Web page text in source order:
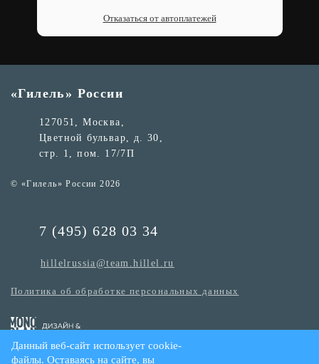
Отказаться от автоплатежей
«Гилель» России
127051, Москва,
Цветной бульвар, д. 30,
стр. 1, пом. 17/7П
© «Гилель» России 2026
7 (495) 628 03 34
hillelrussia@team.hillel.ru
Политика об обработке персональных данных
Данный веб-сайт использует cookie-
файлы. Оставаясь на сайте, вы